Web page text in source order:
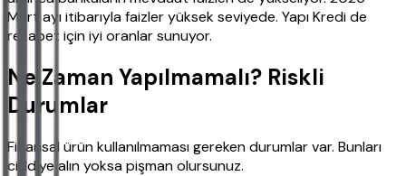
Mart ayı itibarıyla faizler yüksek seviyede. Yapı Kredi de
rekabet için iyi oranlar sunuyor.
Ne Zaman Yapılmamalı? Riskli
Durumlar
Finansal ürün kullanılmaması gereken durumlar var. Bunları
ciddiye alın yoksa pişman olursunuz.